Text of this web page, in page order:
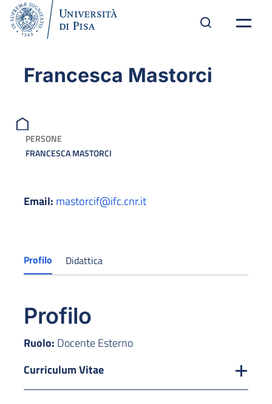
Francesca Mastorci
PERSONE
FRANCESCA MASTORCI
Email: mastorcif@ifc.cnr.it
Profilo Didattica
Profilo
Ruolo: Docente Esterno
Curriculum Vitae